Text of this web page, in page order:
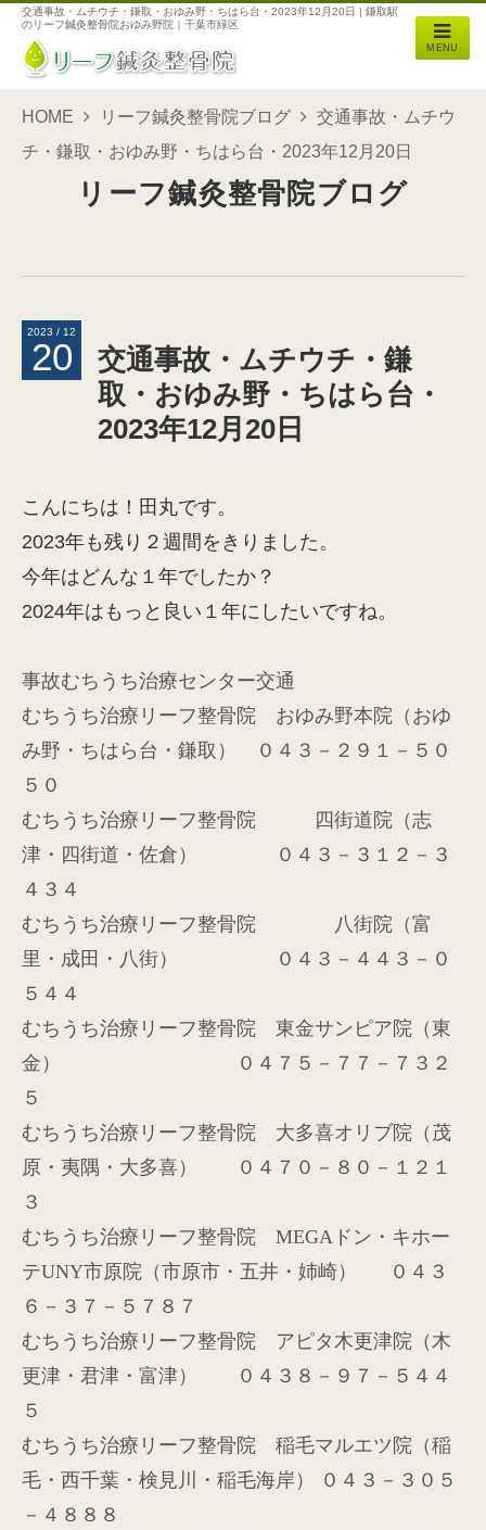
交通事故・ムチウチ・鎌取・おゆみ野・ちはら台・2023年12月20日 | 鎌取駅
のリーフ鍼灸整骨院おゆみ野院｜千葉市緑区
MENU
HOME リーフ鍼灸整骨院ブログ
交通事故・ムチウ
チ・鎌取・おゆみ野・ちはら台・2023年12月20日
リーフ鍼灸整骨院ブログ
交通事故・ムチウチ・鎌
取・おゆみ野・ちはら台・
2023年12月20日
2023 / 12
20
こんにちは！田丸です。
2023年も残り２週間をきりました。
今年はどんな１年でしたか？
2024年はもっと良い１年にしたいですね。
事故むちうち治療センター交通
むちうち治療リーフ整骨院 おゆみ野本院（おゆ
み野・ちはら台・鎌取） ０４３－２９１－５０
５０
むちうち治療リーフ整骨院 四街道院（志
津・四街道・佐倉） ０４３－３１２－３
４３４
むちうち治療リーフ整骨院 八街院（富
里・成田・八街） ０４３－４４３－０
５４４
むちうち治療リーフ整骨院 東金サンピア院（東
金） ０４７５－７７－７３２
５
むちうち治療リーフ整骨院 大多喜オリブ院（茂
原・夷隅・大多喜） ０４７０－８０－１２１
３
むちうち治療リーフ整骨院 MEGA ドン・キホー
テUNY市原院（市原市・五井・姉崎）
０４３
６－３７－５７８７
むちうち治療リーフ整骨院 アピタ木更津院（木
更津・君津・富津） ０４３８－９７－５４４
５
むちうち治療リーフ整骨院 稲毛マルエツ院（稲
毛・西千葉・検見川・稲毛海岸） ０４３－３０５
－４８８８